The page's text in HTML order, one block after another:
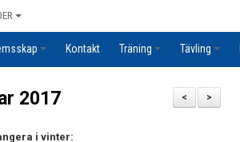
Kontakt Träning Tävling
>
<
2017
i vinter: